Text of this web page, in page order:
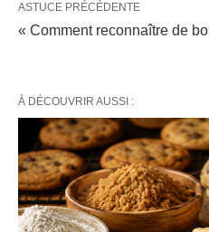
ASTUCE PRÉCÉDENTE
« Comment reconnaître de
À DÉCOUVRIR AUSSI :